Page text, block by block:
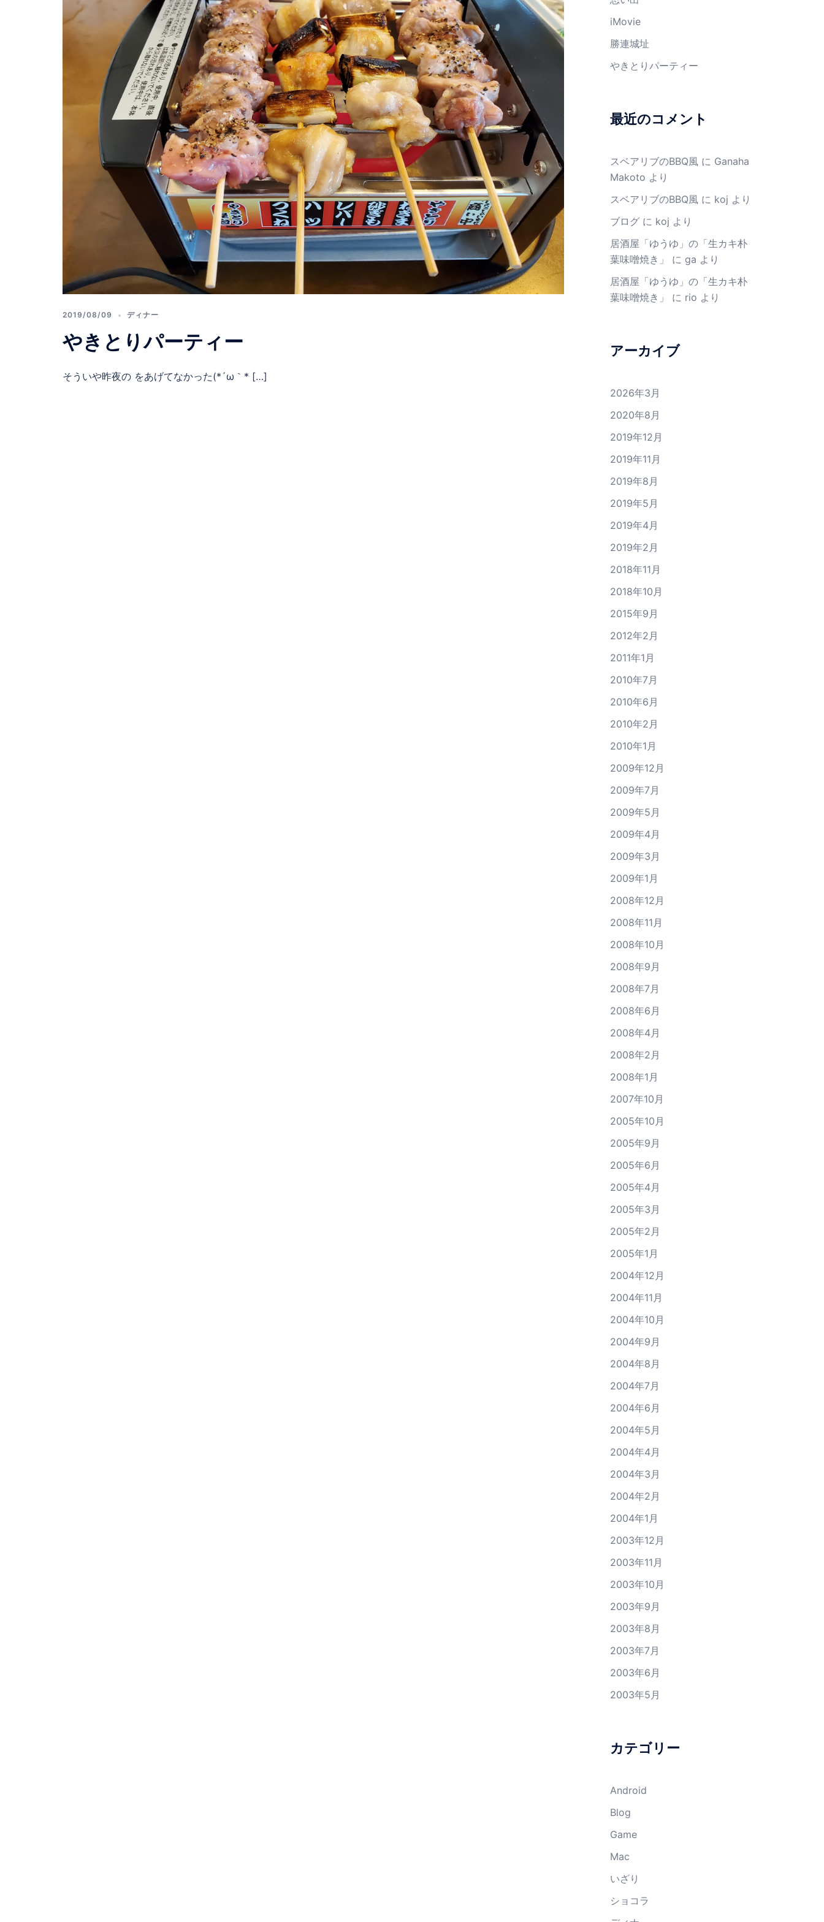
2019/08/09 ディナー
やきとりパーティー
そういや昨夜の をあげてなかった(*´ω｀* […]
iMovie
勝連城址
やきとりパーティー
最近のコメント
スベアリブのBBQ風に Ganaha
Makoto より
スベアリブのBBQ風に koj より
ブログに koj より
居酒屋「ゆうゆ」の「生カキ朴
葉味噌焼き」
に ga より
居酒屋「ゆうゆ」の「生カキ朴
葉味噌焼き」
に rio より
アーカイブ
2026年3月
2020年8月
2019年12月
2019年11月
2019年8月
2019年5月
2019年4月
2019年2月
2018年11月
2018年10月
2015年9月
2012年2月
2011年1月
2010年7月
2010年6月
2010年2月
2010年1月
2009年12月
2009年7月
2009年5月
2009年4月
2009年3月
2009年1月
2008年12月
2008年11月
2008年10月
2008年9月
2008年7月
2008年6月
2008年4月
2008年2月
2008年1月
2007年10月
2005年10月
2005年9月
2005年6月
2005年4月
2005年3月
2005年2月
2005年1月
2004年12月
2004年11月
2004年10月
2004年9月
2004年8月
2004年7月
2004年6月
2004年5月
2004年4月
2004年3月
2004年2月
2004年1月
2003年12月
2003年11月
2003年10月
2003年9月
2003年8月
2003年7月
2003年6月
2003年5月
カテゴリー
Android
Blog
Game
Mac
いざり
ショコラ